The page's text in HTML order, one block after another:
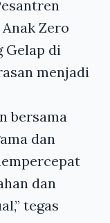
Zero
Gelap di
menjadi
bersama
dan
dan
tegas